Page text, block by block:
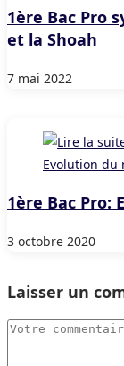
1ère Bac Pro
et la Shoah
7 mai 2022
1ère Bac Pro:
3 octobre 2020
Laisser un
Comment